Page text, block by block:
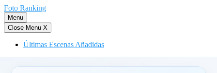
Saltar
al
contenido
Foto Ranking
Menu
Close Menu X
Últimas Escenas Añadidas